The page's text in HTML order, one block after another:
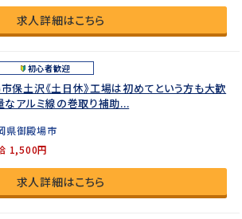
求人詳細はこちら
初心者歓迎
保土沢《土日休》工場は初めてという方も大歓
なアルミ線の巻取り補助...
県御殿場市
1,500円
求人詳細はこちら